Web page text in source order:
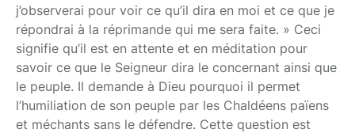
j’observerai pour voir ce qu’il dira en moi et ce que je
répondrai à la réprimande qui me sera faite. » Ceci
signifie qu’il est en attente et en méditation pour
savoir ce que le Seigneur dira le concernant ainsi que
le peuple. Il demande à Dieu pourquoi il permet
l’humiliation de son peuple par les Chaldéens païens
et méchants sans le défendre. Cette question est